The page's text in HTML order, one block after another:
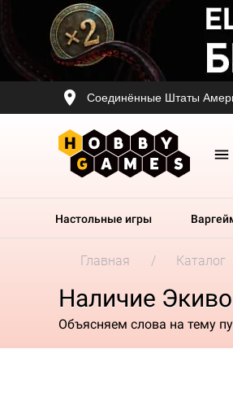
Соединённые Штаты
Настольные игры
Главная Каталог
Наличие
Объясняем слова на тему